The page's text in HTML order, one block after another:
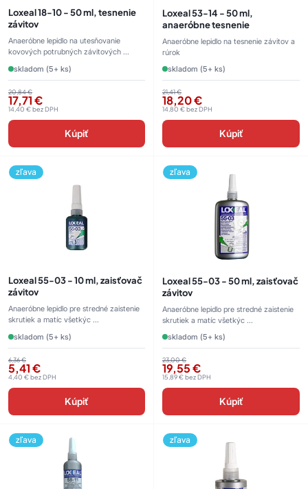
Loxeal 18-10 - 50 ml, tesnenie
závitov
Anaeróbne lepidlo na utesňovanie
kovových potrubných závitových ...
skladom (5+ ks)
20,84€
17,71€
14,40 €bez DPH
Kúpiť
Loxeal 53-14 - 50 ml,
anaeróbne tesnenie
Anaeróbne lepidlo na tesnenie závitov a
rúrok
skladom (5+ ks)
21,41€
18,20€
14,80 €bez DPH
Kúpiť
zľava
Loxeal 55-03 - 10 ml, zaisťovač
závitov
Anaeróbne lepidlo pre stredné zaistenie
skrutiek a matíc všetkýc ...
skladom (5+ ks)
6,36€
5,41€
4,40 €bez DPH
Kúpiť
zľava
Loxeal 55-03 - 50 ml, zaisťovač
závitov
Anaeróbne lepidlo pre stredné zaistenie
skrutiek a matíc všetkýc ...
skladom (5+ ks)
23,00€
19,55€
15,89€bez DPH
Kúpiť
zľava zľava